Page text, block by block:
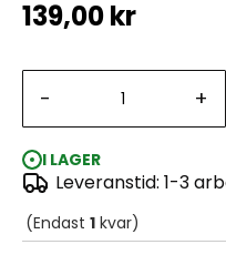
139,00 kr
- +
I LAGER
Leveranstid: 1-3
(Endast 1 kvar)
SAAB